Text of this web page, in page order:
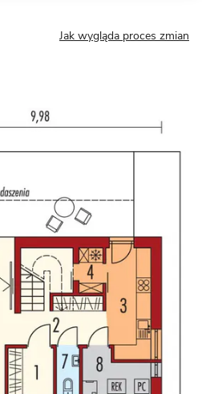
Jak wygląda proces zmian